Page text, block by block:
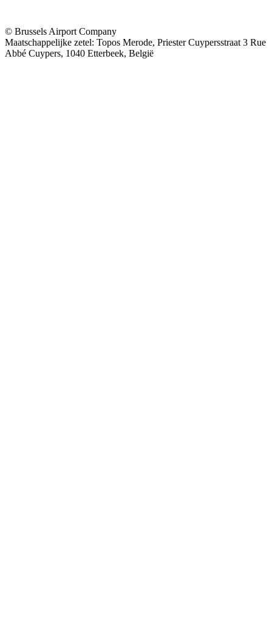
© Brussels Airport Company
Maatschappelijke zetel: Topos Merode, Priester Cuypersstraat 3 Rue
Abbé Cuypers, 1040 Etterbeek, België